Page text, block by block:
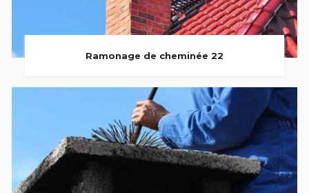
Ramonage de cheminée 22